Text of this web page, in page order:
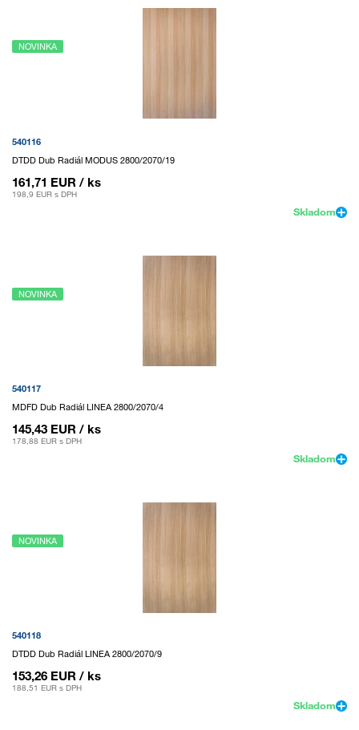
NOVINKA
540116
DTDD Dub Radiál MODUS 2800/2070/19
161,71 EUR / ks
198,9 EUR s DPH
Skladom
NOVINKA
540117
MDFD Dub Radiál LINEA 2800/2070/4
145,43 EUR / ks
178,88 EUR s DPH
Skladom
NOVINKA
540118
DTDD Dub Radiál LINEA 2800/2070/9
153,26 EUR / ks
188,51 EUR s DPH
Skladom